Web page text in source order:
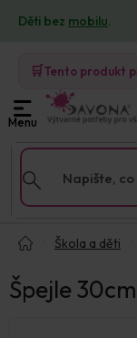
obsah
Děti bez mobilu.
🛒Tento produkt
Škola a děti
Špejle